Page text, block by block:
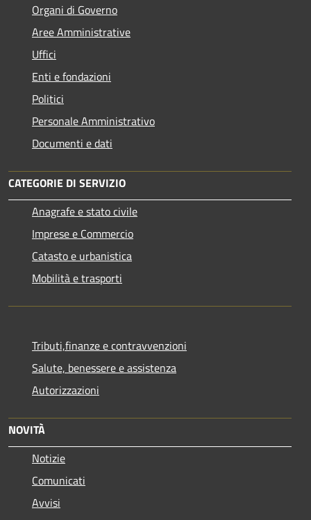
Organi di Governo
Aree Amministrative
Uffici
Enti e fondazioni
Politici
Personale Amministrativo
Documenti e dati
CATEGORIE DI SERVIZIO
Anagrafe e stato civile
Imprese e Commercio
Catasto e urbanistica
Mobilità e trasporti
Tributi,finanze e contravvenzioni
Salute, benessere e assistenza
Autorizzazioni
NOVITÀ
Notizie
Comunicati
Avvisi